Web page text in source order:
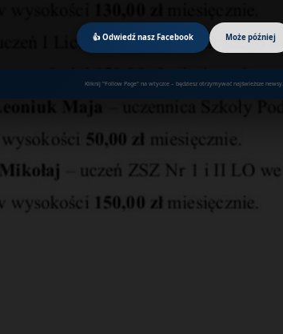
👍 Odwiedź nasz Facebook Może później
Kliknij "Follow Page" na wtyczce – będziesz otrzymywać najświeższe newsy.